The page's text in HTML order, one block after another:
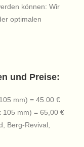
können: Wir
optimalen
und Preise:
mm) = 45.00 €
105 mm) = 65,00 €
Berg-Revival,